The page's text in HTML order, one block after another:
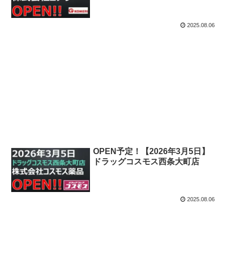
2025.08.06
OPEN予定！【2026年3月5日】
ドラッグコスモス西条大町店
2025.08.06